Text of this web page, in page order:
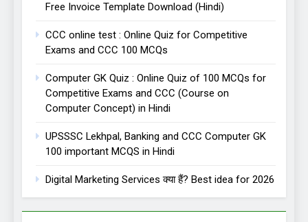
Free Invoice Template Download (Hindi)
CCC online test : Online Quiz for Competitive
Exams and CCC 100 MCQs
Computer GK Quiz : Online Quiz of 100 MCQs for
Competitive Exams and CCC (Course on
Computer Concept) in Hindi
UPSSSC Lekhpal, Banking and CCC Computer GK
100 important MCQS in Hindi
Digital Marketing Services क्या हैं? Best idea for 2026